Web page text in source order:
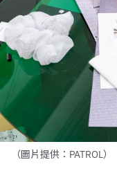
（圖片提供：PATROL）